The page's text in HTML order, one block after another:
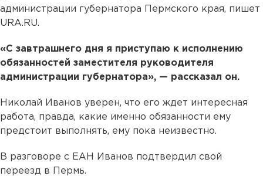
администрации губернатора Пермского края, пишет
URA.RU.
«С завтрашнего дня я приступаю к исполнению
обязанностей заместителя руководителя
администрации губернатора», — рассказал он.
Николай Иванов уверен, что его ждет интересная
работа, правда, какие именно обязанности ему
предстоит выполнять, ему пока неизвестно.
В разговоре с ЕАН Иванов подтвердил свой
переезд в Пермь.